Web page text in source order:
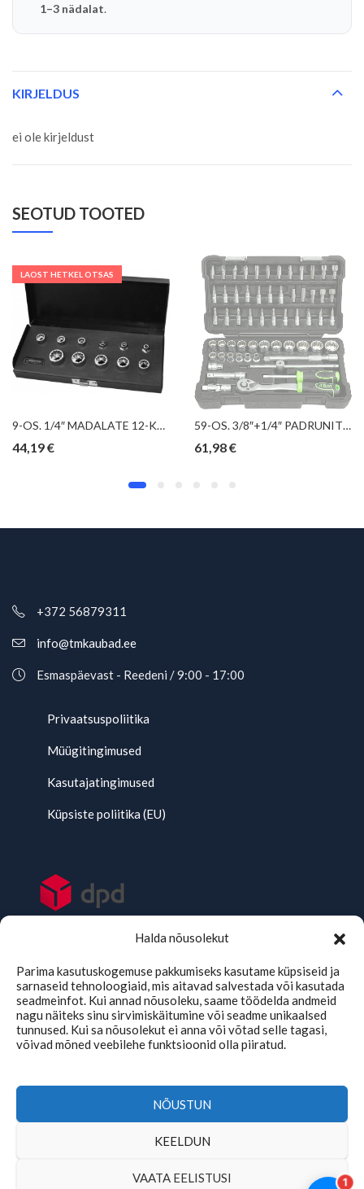
Halda nõusolekut
Parima kasutuskogemuse pakkumiseks kasutame küpsiseid ja
sarnaseid tehnoloogiaid, mis aitavad salvestada või kasutada
seadmeinfot. Kui annad nõusoleku, saame töödelda andmeid
nagu näiteks sinu sirvimiskäitumine või seadme unikaalsed
tunnused. Kui sa nõusolekut ei anna või võtad selle tagasi,
võivad mõned veebilehe funktsioonid olla piiratud.
NÕUSTUN
KEELDUN
VAATA EELISTUSI
1–3 nädalat.
KIRJELDUS
ei ole kirjeldust
SEOTUD TOOTED
LAOST HETKEL OTSAS
9-OS. 1/4″ MADALATE 12-KANT PADRUNITE KOMPL. 6-14MM TRIUMF
44,19€
59-OS. 3/8″+1/4″ PADRUNITE+OTSIKUTE KOMPLEKT 12-KANT “NEW GEN” JBM
61,98€
+372 56879311
info@tmkaubad.ee
Esmaspäevast - Reedeni / 9:00 - 17:00
Privaatsuspoliitika
Müügitingimused
Kasutajatingimused
Küpsiste poliitika (EU)
Copyright © 2026 | tmkaubad.ee
1